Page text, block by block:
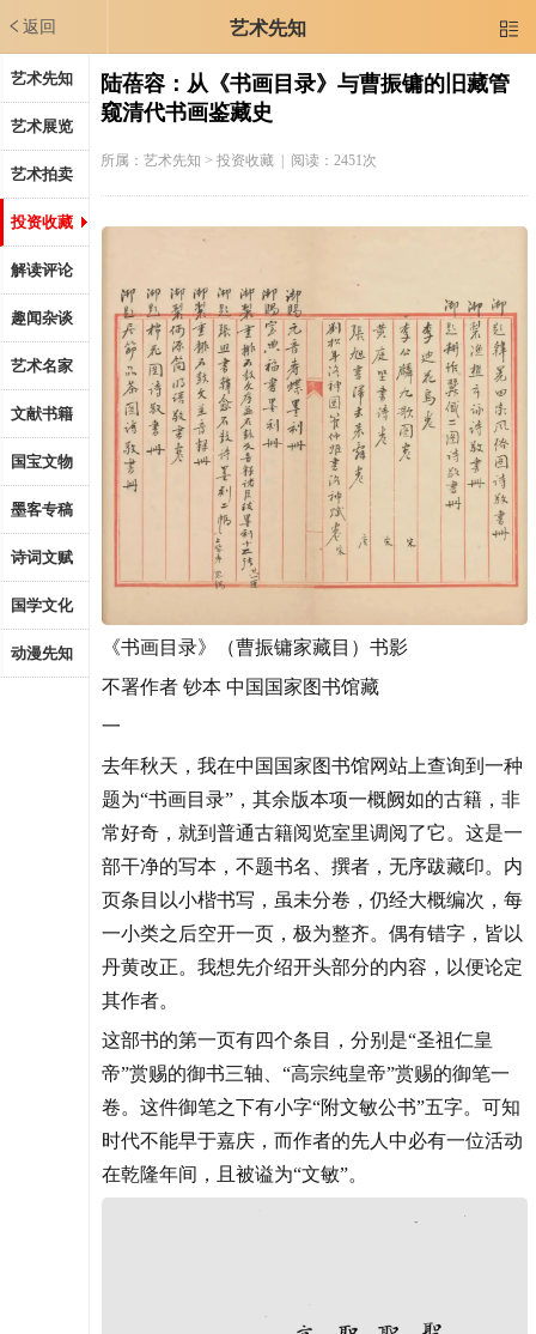
返回 艺术先知 
艺术先知
艺术展览
艺术拍卖
投资收藏
解读评论
趣闻杂谈
艺术名家
文献书籍
国宝文物
墨客专稿
诗词文赋
国学文化
动漫先知
陆蓓容：从《书画目录》与曹振镛的旧藏管
窥清代书画鉴藏史
所属：艺术先知 > 投资收藏 | 阅读：2451次
《书画目录》（曹振镛家藏目）书影
不署作者 钞本 中国国家图书馆藏
一
去年秋天，我在中国国家图书馆网站上查询到一种
题为“书画目录”，其余版本项一概阙如的古籍，非
常好奇，就到普通古籍阅览室里调阅了它。这是一
部干净的写本，不题书名、撰者，无序跋藏印。内
页条目以小楷书写，虽未分卷，仍经大概编次，每
一小类之后空开一页，极为整齐。偶有错字，皆以
丹黄改正。我想先介绍开头部分的内容，以便论定
其作者。
这部书的第一页有四个条目，分别是“圣祖仁皇
帝”赏赐的御书三轴、“高宗纯皇帝”赏赐的御笔一
卷。这件御笔之下有小字“附文敏公书”五字。可知
时代不能早于嘉庆，而作者的先人中必有一位活动
在乾隆年间，且被谥为“文敏”。